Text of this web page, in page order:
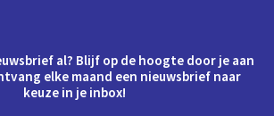
al? Blijf op de hoogte door je aan
elke maand een nieuwsbrief naar
keuze in je inbox!